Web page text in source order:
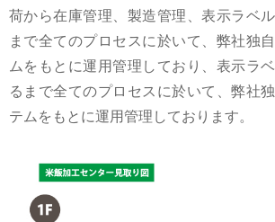
荷から在庫管理、製造管理、表示ラベ
まで全てのプロセスに於いて、弊社独
ムをもとに運用管理しており、表示ラ
るまで全てのプロセスに於いて、弊社
テムをもとに運用管理しております。